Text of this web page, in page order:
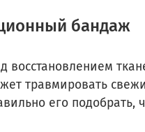
бандаж
восстановлением
травмировать
его подобрать,